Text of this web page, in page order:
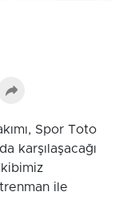
Spor Toto
karşılaşacağı
ile